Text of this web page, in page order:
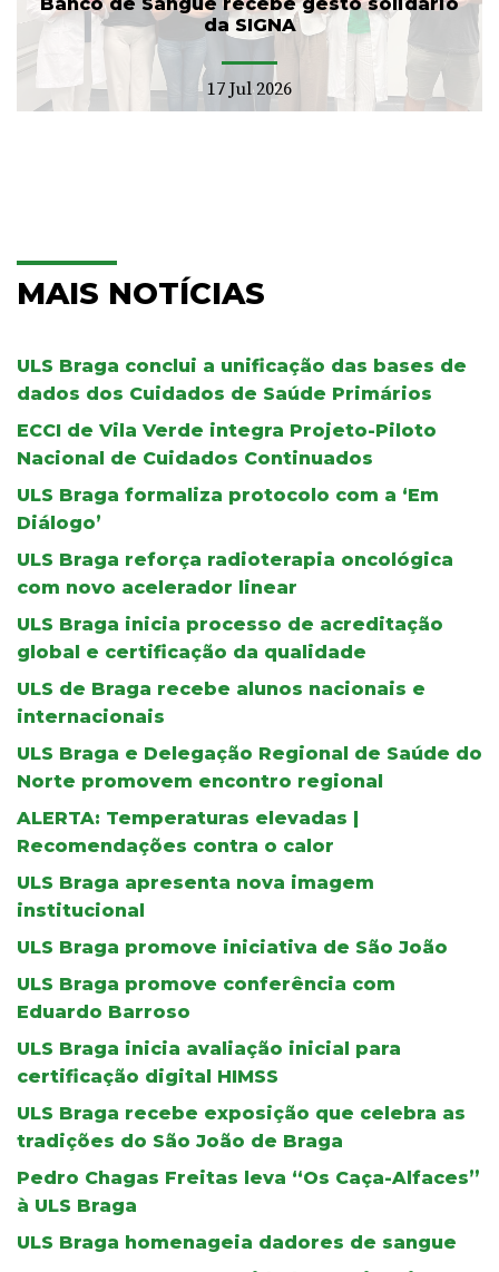
da SIGNA
17 Jul 2026
MAIS NOTÍCIAS
ULS Braga conclui a unificação das bases de
dados dos Cuidados de Saúde Primários
ECCI de Vila Verde integra Projeto-Piloto
Nacional de Cuidados Continuados
ULS Braga formaliza protocolo com a ‘Em
Diálogo’
ULS Braga reforça radioterapia oncológica
com novo acelerador linear
ULS Braga inicia processo de acreditação
global e certificação da qualidade
ULS de Braga recebe alunos nacionais e
internacionais
ULS Braga e Delegação Regional de Saúde do
Norte promovem encontro regional
ALERTA: Temperaturas elevadas |
Recomendações contra o calor
ULS Braga apresenta nova imagem
institucional
ULS Braga promove iniciativa de São João
ULS Braga promove conferência com
Eduardo Barroso
ULS Braga inicia avaliação inicial para
certificação digital HIMSS
ULS Braga recebe exposição que celebra as
tradições do São João de Braga
Pedro Chagas Freitas leva “Os Caça-Alfaces”
à ULS Braga
ULS Braga homenageia dadores de sangue